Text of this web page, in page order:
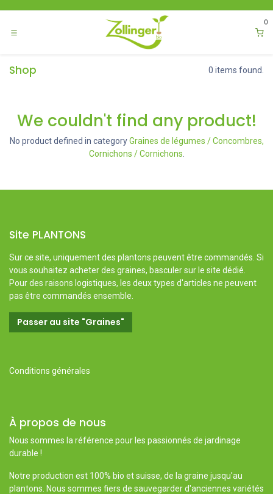
0
Shop 0 items found.
We couldn't find any product!
No product defined in categoryGraines de légumes / Concombres,
Cornichons / Cornichons
Site PLANTONS
Sur ce site, uniquement des plantons peuvent être commandés. Si
vous souhaitez acheter des graines, basculer sur le site dédié.
Pour des raisons logistiques, les deux types d'articles ne peuvent
pas être commandés ensemble.
Passer au site "Graines"
Conditions générales
À propos de nous
Nous sommes la référence pour les passionnés de jardinage
durable !
Notre production est 100% bio et suisse, de la graine jusqu'au
plantons. Nous sommes fiers de sauvegarder d'anciennes variétés